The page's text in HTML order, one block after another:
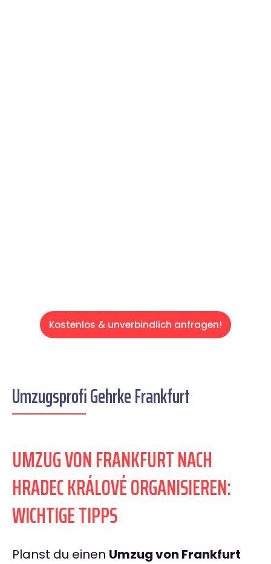
Kostenlos & unverbindlich anfragen!
Umzugsprofi Gehrke Frankfurt
UMZUG VON FRANKFURT NACH
HRADEC KRÁLOVÉ ORGANISIEREN:
WICHTIGE TIPPS
Planst du einen Umzug von Frankfurt